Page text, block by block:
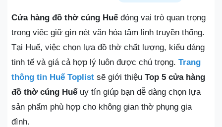
Cửa hàng đồ thờ cúng Huếđóng vai trò quan trọng
trong việc giữ gìn nét văn hóa tâm linh truyền thống.
Tại Huế, việc chọn lựa đồ thờ chất lượng, kiểu dáng
tinh tế và giá cả hợp lý luôn được chú trọng. Trang
thông tin Huế Toplist sẽ giới thiệu Top 5 cửa hàng
đồ thờ cúng Huếuy tín giúp bạn dễ dàng chọn lựa
sản phẩm phù hợp cho không gian thờ phụng gia
đình.